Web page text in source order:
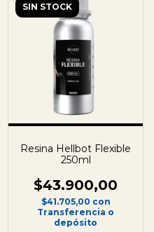
SIN STOCK
Resina Hellbot Flexible
250ml
$43.900,00
$41.705,00 con
Transferencia o
depósito